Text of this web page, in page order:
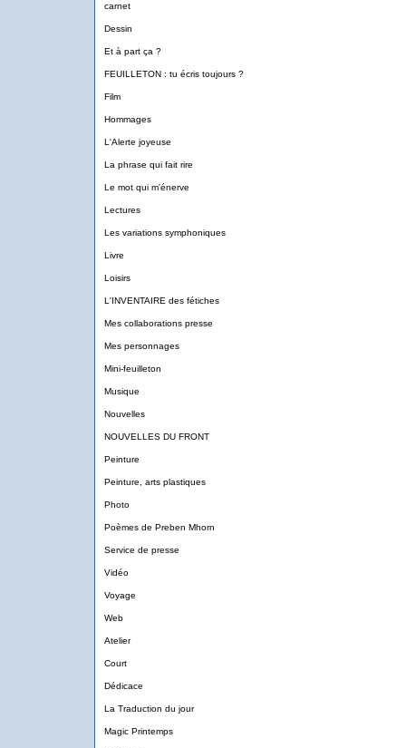
carnet
Dessin
Et à part ça ?
FEUILLETON : tu écris toujours ?
Film
Hommages
L'Alerte joyeuse
La phrase qui fait rire
Le mot qui m'énerve
Lectures
Les variations symphoniques
Livre
Loisirs
L'INVENTAIRE des fétiches
Mes collaborations presse
Mes personnages
Mini-feuilleton
Musique
Nouvelles
NOUVELLES DU FRONT
Peinture
Peinture, arts plastiques
Photo
Poèmes de Preben Mhorn
Service de presse
Vidéo
Voyage
Web
Atelier
Court
Dédicace
La Traduction du jour
Magic Printemps